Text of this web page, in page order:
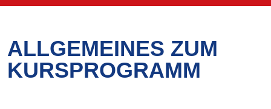
ALLGEMEINES ZUM
KURSPROGRAMM